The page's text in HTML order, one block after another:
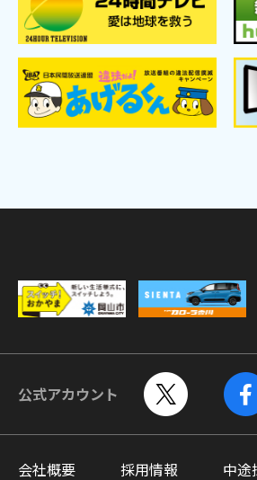
公式アカウント
会社概要 採用情報 中途